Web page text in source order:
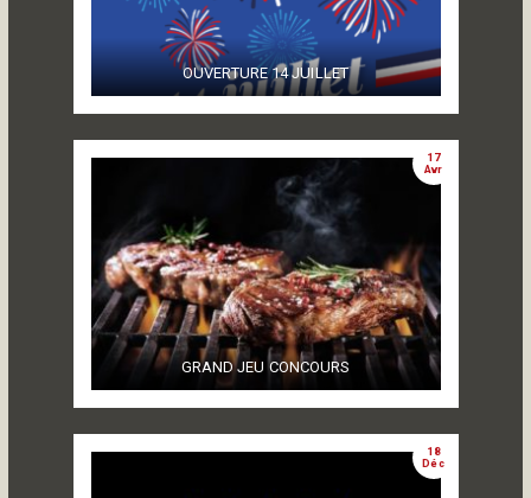
OUVERTURE 14 JUILLET
17
Avr
GRAND JEU CONCOURS
18
Déc